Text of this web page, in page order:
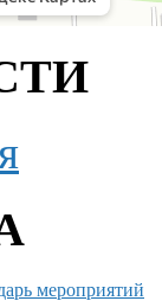
мероприятий